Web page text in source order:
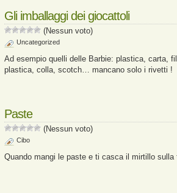
Gli imballaggi dei giocattoli
(Nessun voto)
Uncategorized
Ad esempio quelli delle Barbie: plastica, carta,
plastica, colla, scotch… mancano solo i rivetti !
Paste
(Nessun voto)
Cibo
Quando mangi le paste e ti casca il mirtillo sulla